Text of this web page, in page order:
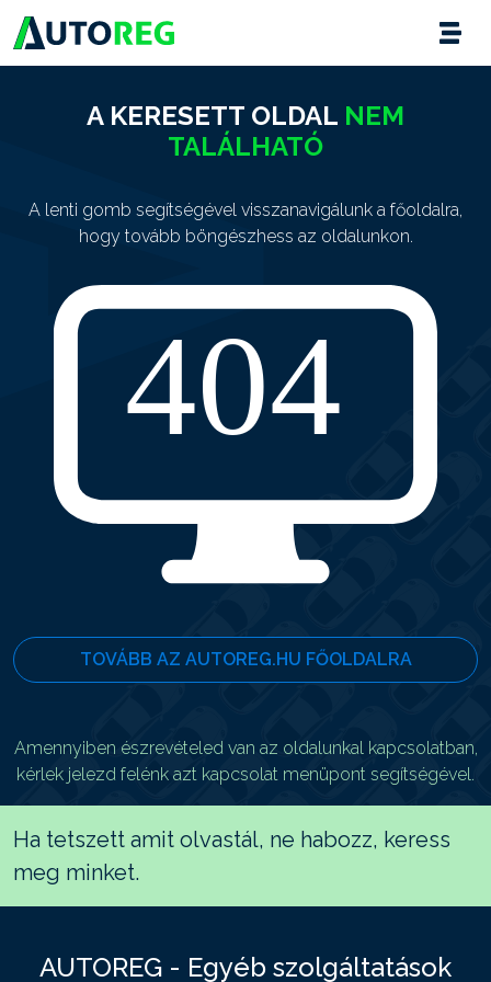
A KERESETT OLDAL NEM
TALÁLHATÓ
A lenti gomb segítségével visszanavigálunk a főoldalra,
hogy tovább böngészhess az oldalunkon.
TOVÁBB AZ AUTOREG.HU FŐOLDALRA
Amennyiben észrevételed van az oldalunkal kapcsolatban,
kérlek jelezd felénk azt kapcsolat menüpont segítségével.
Ha tetszett amit olvastál, ne habozz, keress
meg minket.
AUTOREG - Egyéb szolgáltatások